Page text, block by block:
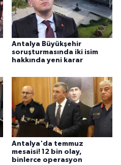
Antalya Büyükşehir
soruşturmasında iki isim
hakkında yeni karar
Antalya'da temmuz
mesaisi! 12 bin olay,
binlerce operasyon